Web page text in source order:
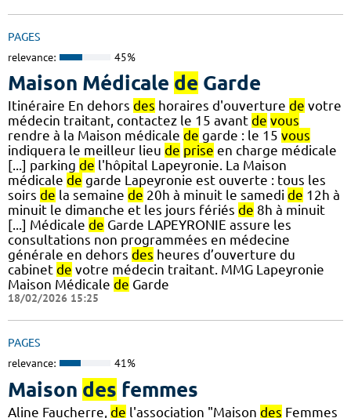
PAGES
relevance: 45%
Maison Médicale de Garde
Itinéraire En dehors des horaires d'ouverture de votre
médecin traitant, contactez le 15 avant de vous
rendre à la Maison médicale de garde : le 15 vous
indiquera le meilleur lieu de prise en charge médicale
[...] parking de l'hôpital Lapeyronie. La Maison
médicale de garde Lapeyronie est ouverte : tous les
soirs de la semaine de 20h à minuit le samedi de 12h à
minuit le dimanche et les jours fériés de 8h à minuit
[...] Médicale de Garde LAPEYRONIE assure les
consultations non programmées en médecine
générale en dehors des heures d’ouverture du
cabinet de votre médecin traitant. MMG Lapeyronie
Maison Médicale de Garde
18/02/2026 15:25
PAGES
relevance: 41%
Maison des femmes
Aline Faucherre, de l'association "Maison des Femmes